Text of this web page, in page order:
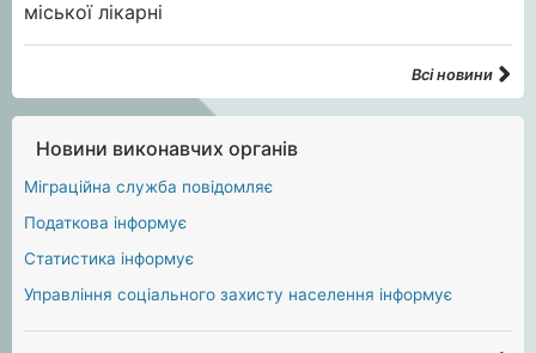
Всі новини
Новини виконавчих органів
Міграційна служба повідомляє
Податкова інформує
Статистика інформує
Управління соціального захисту населення інформує